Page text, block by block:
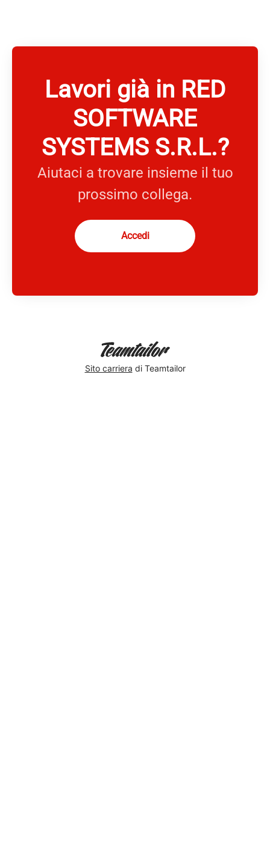
Lavori già in RED
SOFTWARE
SYSTEMS S.R.L.?
Aiutaci a trovare insieme il tuo
prossimo collega.
Accedi
Sito carriera di Teamtailor